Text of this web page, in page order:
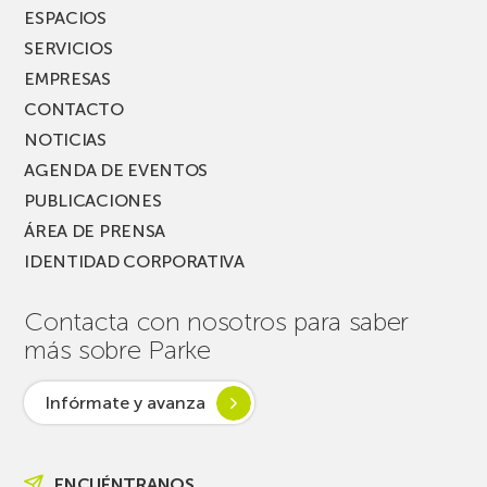
ESPACIOS
SERVICIOS
EMPRESAS
CONTACTO
NOTICIAS
AGENDA DE EVENTOS
PUBLICACIONES
ÁREA DE PRENSA
IDENTIDAD CORPORATIVA
Contacta con nosotros para saber
más sobre Parke
Infórmate y avanza